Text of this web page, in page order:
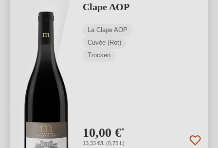
Clape AOP
La Clape AOP
Cuvée (Rot)
Trocken
10,00 €*
13,33 €/L (0,75 L)